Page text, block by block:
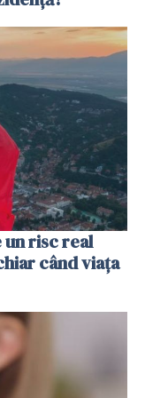
un risc real
când viața